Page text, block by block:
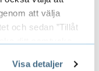
att välja
och sedan ”Tillåt
Visa detaljer